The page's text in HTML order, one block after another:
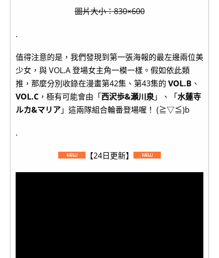
圖片大小：830×600
.
值得注意的是，我們發現到第一張海報的最左邊兩位美
少女，與 VOL.A 登場女主角一模一樣。假如依此類
推，那麼分別收錄在漫畫第42集、第43集的 VOL.B 、
VOL.C ，極有可能會由「西沢歩&瀬川泉」、「水蓮寺
ルカ&マリア」這兩隊組合輪番登場喔！ (≧▽≦)b
.
【24日更新】